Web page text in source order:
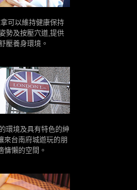
可以維持健康保持
勢及按壓穴道,提供
壓養身環境。
環境及具有特色的紳
來台南府城遊玩的朋
慵懶的空間。